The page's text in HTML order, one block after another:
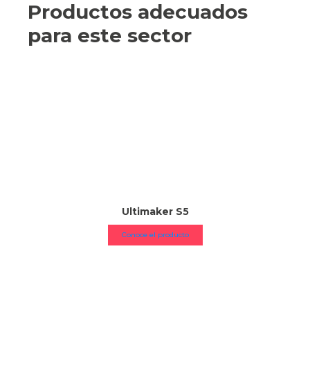
Productos adecuados
para este sector
Ultimaker S5
Conoce el producto